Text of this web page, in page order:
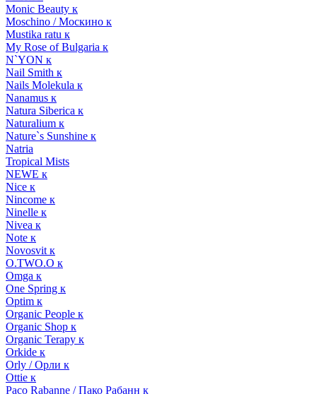
Monic Beauty к
Moschino / Москино к
Mustika ratu к
My Rose of Bulgaria к
N`YON к
Nail Smith к
Nails Molekula к
Nanamus к
Natura Siberica к
Naturalium к
Nature`s Sunshine к
Natria
Tropical Mists
NEWE к
Nice к
Nincome к
Ninelle к
Nivea к
Note к
Novosvit к
O.TWO.O к
Omga к
One Spring к
Optim к
Organic People к
Organic Shop к
Organic Terapy к
Orkide к
Orly / Орли к
Ottie к
Paco Rabanne / Пако Рабанн к